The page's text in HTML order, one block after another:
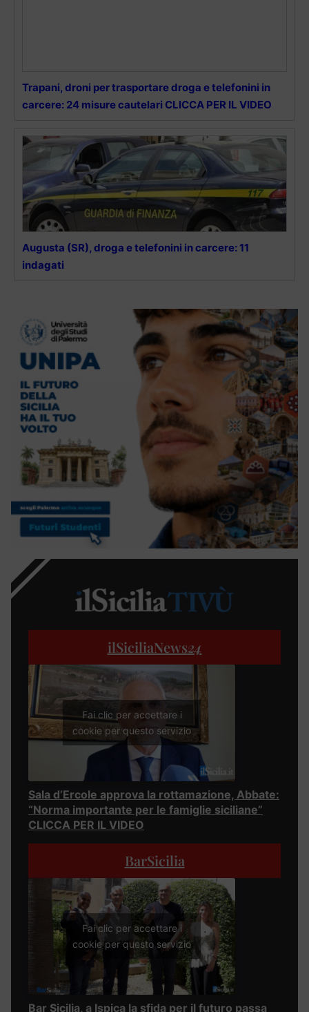
Trapani, droni per trasportare droga e telefonini in
carcere: 24 misure cautelari CLICCA PER IL VIDEO
Augusta (SR), droga e telefonini in carcere: 11
indagati
ilSiciliaNews24
Fai clic per accettare i
cookie per questo servizio
Sala d’Ercole approva la rottamazione, Abbate:
“Norma importante per le famiglie siciliane”
CLICCA PER IL VIDEO
BarSicilia
Fai clic per accettare i
cookie per questo servizio
Bar Sicilia, a Ispica la sfida per il futuro passa